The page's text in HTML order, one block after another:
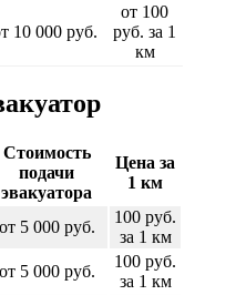
10 000 руб.
от 100
руб. за 1
км
Стоимость
подачи
эвакуатора
Цена за
1 км
от 5 000 руб.
100 руб.
за 1 км
от 5 000 руб.
100 руб.
за 1 км